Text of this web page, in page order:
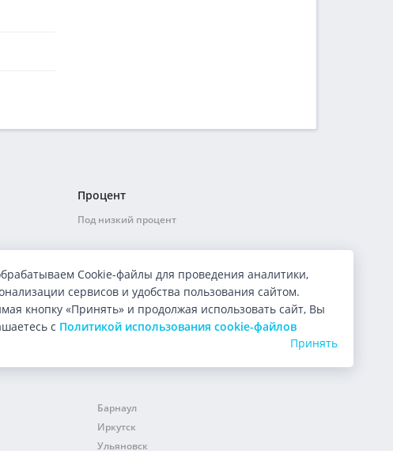
Процент
Под низкий процент
Барнаул
Иркутск
Ульяновск
Cookie-файлы для проведения аналитики,
сервисов и удобства пользования сайтом.
кнопку «Принять» и продолжая использовать сайт, Вы
с Политикой использования cookie-файлов
Принять